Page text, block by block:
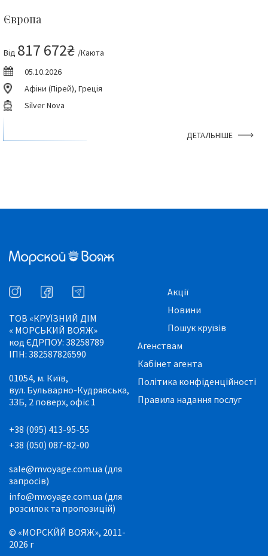
Європа
Від 817 672₴ /Каюта
05.10.2026
Афіни (Пірей), Греція
Silver Nova
ДЕТАЛЬНІШЕ
ТОВ «КРУЇЗНИЙ ДІМ
« МОРСЬКИЙ ВОЯЖ»
код ЄДРПОУ: 38258789
ІПН: 382587826590
01054, м. Київ,
вул. Бульварно-Кудрявська,
33Б, 2 поверх, офіс 1
+38 (095) 413-95-55
+38 (050) 087-82-00
sale@mvoyage.com.ua (для
запросів)
info@mvoyage.com.ua (для
розсилок та пропозицій)
© «МОРСКЙЙ ВОЯЖ», 2011-
2026 г
Акції
Новини
Пошук круїзів
Агенствам
Кабінет агента
Політика конфіденційності
Правила надання послуг